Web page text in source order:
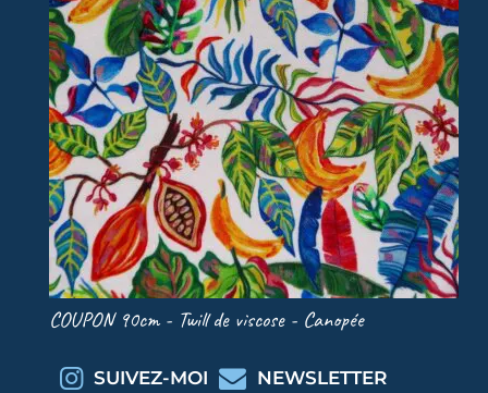
COUPON 90cm - Twill de viscose - Canopée
SUIVEZ-MOI NEWSLETTER